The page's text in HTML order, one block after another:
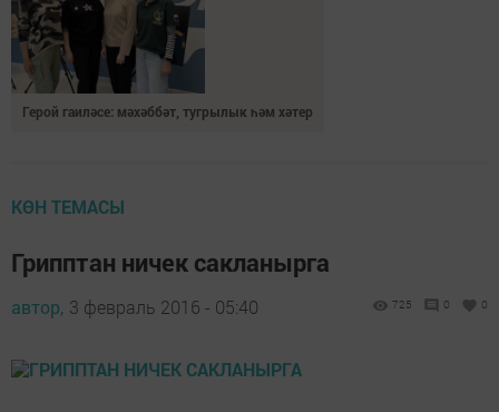
Герой гаиләсе: мәхәббәт, тугрылык һәм хәтер
КӨН ТЕМАСЫ
Грипптан ничек сакланырга
автор, 3 февраль 2016 - 05:40 725 0 0